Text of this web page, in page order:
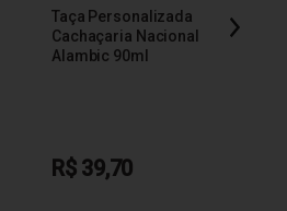
Taça Personalizada
Cachaçaria Nacional
Alambic 90ml
R$ 39,70